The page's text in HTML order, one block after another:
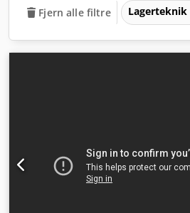
Fjern alle filtre Lagerteknik